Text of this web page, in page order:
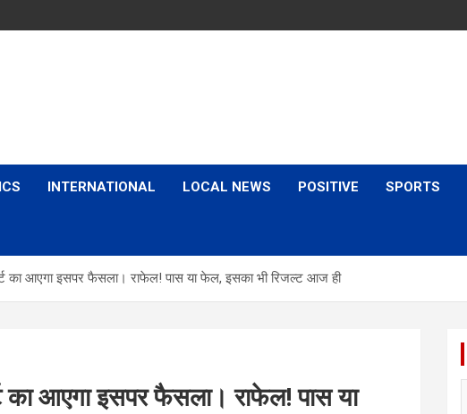
INTERNATIONAL LOCAL NEWS POSITIVE SPORTS
का आएगा इसपर फैसला। राफेल! पास या फेल, इसका भी रिजल्ट आज ही
का आएगा इसपर फैसला। राफेल! पास या